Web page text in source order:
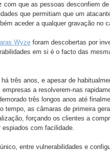
com que as pessoas desconfiem
que permitiam que um
aceder a qualquer gravação no
Wyze foram descobertas por
em si é o facto das
três anos, e apesar de
a resolverem-nas
três longos anos até
tempo, as câmaras de primeira
forçando os clientes a
com facilidade.
entre vulnerabilidades e